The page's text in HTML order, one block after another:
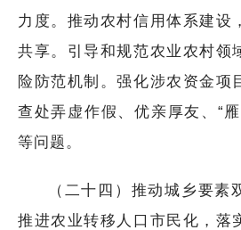
力度。推动农村信用体系建设
共享。引导和规范农业农村领
险防范机制。强化涉农资金项
查处弄虚作假、优亲厚友、“
等问题。
（二十四）推动城乡要素
推进农业转移人口市民化，落